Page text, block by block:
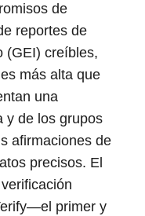
de
reportes de
(GEI) creíbles,
más alta que
una
y de los grupos
afirmaciones de
precisos. El
primer y